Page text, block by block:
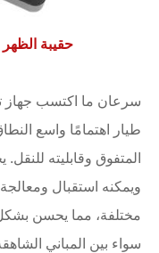
حقيبة
سرعان ما اكتسب جهاز
طيار اهتمامًا واسع
المتفوق وقابليته
ويمكنه استقبال
مختلفة، مما يحسن بشكل
سواء بين المباني